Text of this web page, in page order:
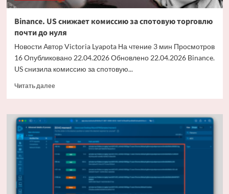
Binance. US снижает комиссию за спотовую торговлю
почти до нуля
Новости Автор Victoria Lyapota На чтение 3 мин Просмотров
16 Опубликовано 22.04.2026 Обновлено 22.04.2026 Binance.
US снизила комиссию за спотовую...
Читать далееПрочитать
Binance.
снижает
комиссию
за
спотовую
торговлю
почти